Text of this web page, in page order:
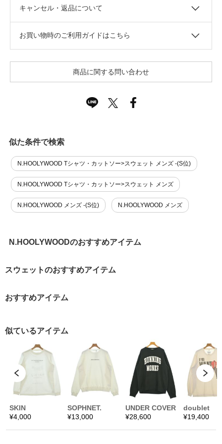
キャンセル・返品について
お買い物時のご利用ガイドはこちら
商品に関する問い合わせ
似た条件で検索
N.HOOLYWOOD Tシャツ・カットソー>スウェット メンズ -(S位)
N.HOOLYWOOD Tシャツ・カットソー>スウェット メンズ
N.HOOLYWOOD メンズ -(S位) N.HOOLYWOOD メンズ
N.HOOLYWOODのおすすめアイテム
スウェットのおすすめアイテム
おすすめアイテム